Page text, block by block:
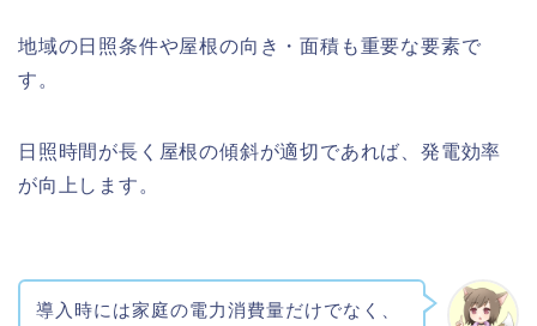
地域の日照条件や屋根の向き・面積も重要な要素で
す。
日照時間が長く屋根の傾斜が適切であれば、発電効率
が向上します。
導入時には家庭の電力消費量だけでなく、